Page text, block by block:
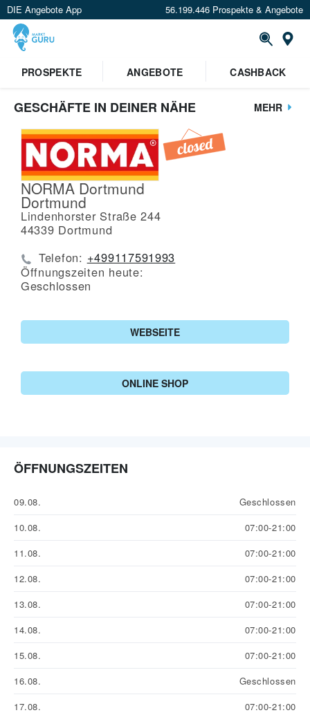
DIE Angebote App 56.199.446 Prospekte & Angebote
PROSPEKTE
ANGEBOTE CASHBACK
GESCHÄFTE IN DEINER NÄHE MEHR
NORMA Dortmund
Dortmund
Lindenhorster Straße 244
44339 Dortmund
Telefon: +499117591993
Öffnungszeiten heute:
Geschlossen
WEBSEITE
ONLINE SHOP
ÖFFNUNGSZEITEN
09.08.
Geschlossen
10.08.
07:00-21:00
11.08.
07:00-21:00
12.08.
07:00-21:00
13.08.
07:00-21:00
14.08.
07:00-21:00
15.08.
07:00-21:00
16.08.
Geschlossen
17.08.
07:00-21:00